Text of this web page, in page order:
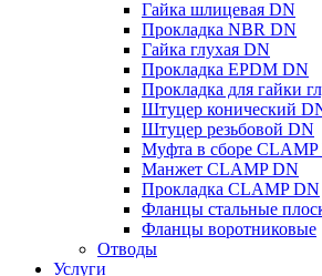
Гайка шлицевая DN
Прокладка NBR DN
Гайка глухая DN
Прокладка EPDM DN
Прокладка для гайки
Штуцер конический
Штуцер резьбовой DN
Муфта в сборе CLAMP
Манжет CLAMP DN
Прокладка CLAMP DN
Фланцы стальные
Фланцы воротниковые
Отводы
Услуги